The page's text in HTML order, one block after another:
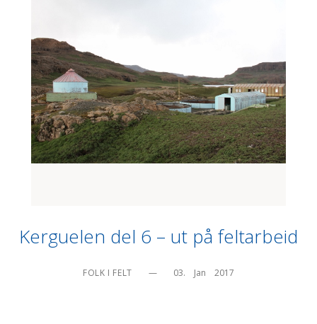
Kerguelen del 6 – ut på feltarbeid
FOLK I FELT — 03.    Jan    2017